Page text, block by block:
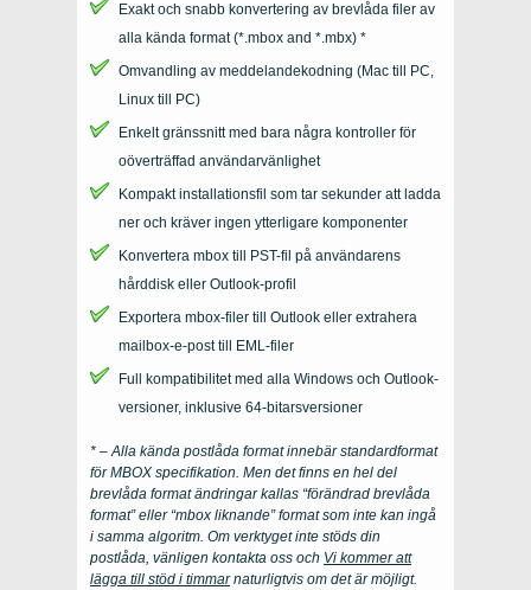
Exakt och snabb konvertering av brevlåda filer av
alla kända format (*.mbox and *.mbx) *
Omvandling av meddelandekodning (Mac till PC,
Linux till PC)
Enkelt gränssnitt med bara några kontroller för
oöverträffad användarvänlighet
Kompakt installationsfil som tar sekunder att ladda
ner och kräver ingen ytterligare komponenter
Konvertera mbox till PST-fil på användarens
hårddisk eller Outlook-profil
Exportera mbox-filer till Outlook eller extrahera
mailbox-e-post till EML-filer
Full kompatibilitet med alla Windows och Outlook-
versioner, inklusive 64-bitarsversioner
* – Alla kända postlåda format innebär standardformat
förMBOX specifikation. Men det finns en hel del
brevlåda format ändringar kallas “förändrad brevlåda
format” eller “mbox liknande” format som inte kan ingå
i samma algoritm. Om verktyget inte stöds din
postlåda, vänligen kontakta oss och Vi kommer att
lägga till stöd i timmarnaturligtvis om det är möjligt.